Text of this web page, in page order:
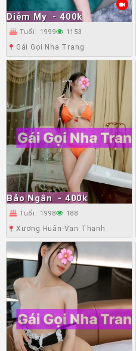
Diễm My - 400k
Tuổi: 1999 1153
Gái Gọi Nha Trang
Bảo Ngân - 400k
Tuổi: 1998 188
Xương Huân-Vạn Thạnh